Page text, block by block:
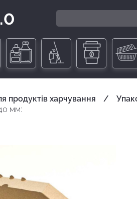
продуктів харчування
мм: